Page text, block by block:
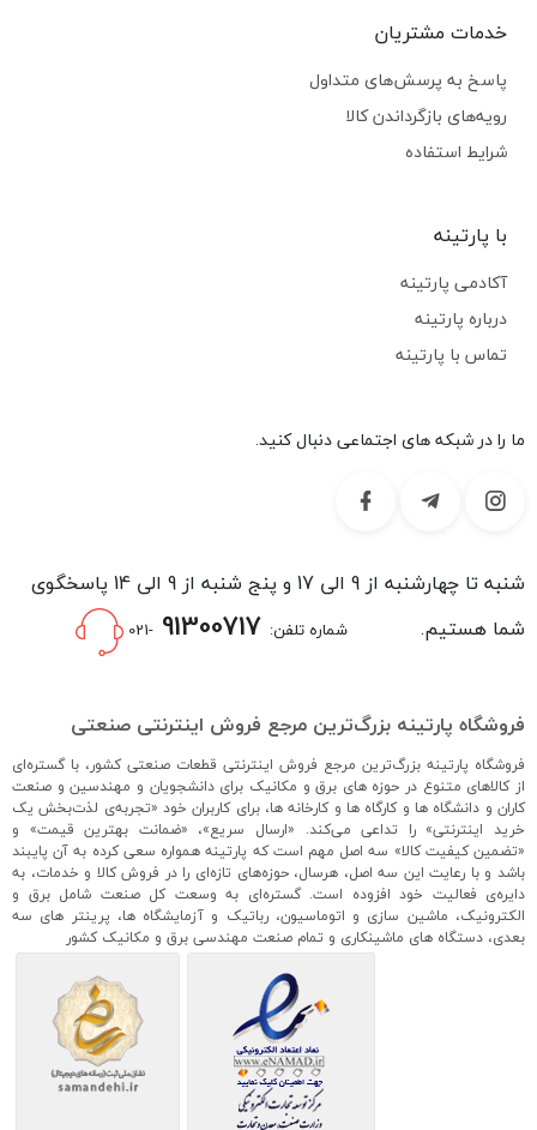
خدمات مشتریان
پاسخ به پرسش‌های متداول
رویه‌های بازگرداندن کالا
شرایط استفاده
با پارتینه
آکادمی پارتینه
درباره پارتینه
تماس با پارتینه
ما را در شبکه های اجتماعی دنبال کنید.
شنبه تا چهارشنبه از 9 الی 17 و پنج شنبه از 9 الی 14 پاسخگوی
شما هستیم.
شماره تلفن: -021
فروشگاه پارتینه بزرگ‌ترین مرجع فروش اینترنتی صنعتی
فروشگاه پارتینه بزرگ‌ترین مرجع فروش اینترنتی قطعات صنعتی کشور، با گستره‌ای
از کالاهای متنوع در حوزه های برق و مکانیک برای دانشجویان و مهندسین و صنعت
کاران و دانشگاه ها و کارگاه ها و کارخانه ها، برای کاربران خود «تجربه‌ی لذت‌بخش یک
خرید اینترنتی» را تداعی می‌کند. «ارسال سریع»، «ضمانت بهترین قیمت» و
«تضمین کیفیت کالا» سه اصل مهم است که پارتینه همواره سعی کرده به آن پایبند
باشد و با رعایت این سه اصل، هرسال، حوزه‌های تازه‌ای را در فروش کالا و خدمات، به
دایره‌ی فعالیت خود افزوده است. گستره‌ای به وسعت کل صنعت شامل برق و
الکترونیک، ماشین سازی و اتوماسیون، رباتیک و آزمایشگاه ها، پرینتر های سه
بعدی، دستگاه های ماشینکاری و تمام صنعت مهندسی برق و مکانیک کشور